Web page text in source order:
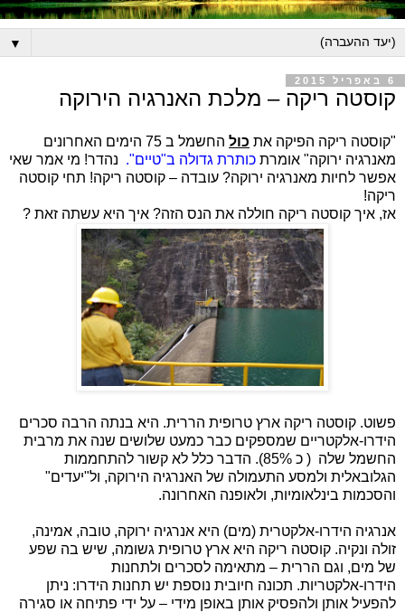
▼
6 באפריל 2015
קוסטה ריקה – מלכת האנרגיה הירוקה
"קוסטה ריקה הפיקה את כול
החשמל ב 75 הימים האחרונים
מאנרגיה ירוקה" אומרת כותרת גדולה ב"טיים". נהדר! מי אמר שאי
אפשר לחיות מאנרגיה ירוקה? עובדה – קוסטה ריקה! תחי קוסטה
ריקה!
אז, איך קוסטה ריקה חוללה את הנס הזה? איך היא עשתה זאת ?
פשוט. קוסטה ריקה ארץ טרופית הררית. היא בנתה הרבה סכרים
הידרו-אלקטריים שמספקים כבר כמעט שלושים שנה את מרבית
החשמל שלה
( כ 85%). הדבר כלל לא קשור להתחממות
הגלובאלית ולמסע התעמולה של האנרגיה הירוקה, ול"יעדים"
והסכמות בינלאומיות, ולאופנה האחרונה.
אנרגיה הידרו-אלקטרית (מים) היא אנרגיה ירוקה, טובה, אמינה,
זולה ונקיה. קוסטה ריקה היא ארץ טרופית גשומה, שיש בה שפע
של מים, וגם הררית – מתאימה לסכרים ולתחנות
הידרו-אלקטריות. תכונה חיובית נוספת יש תחנות הידרו: ניתן
להפעיל אותן ולהפסיק אותן באופן מידי – על ידי פתיחה או סגירה